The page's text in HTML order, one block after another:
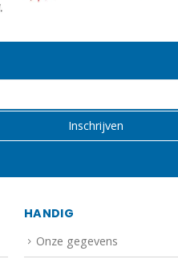
HANDIG
Onze gegevens